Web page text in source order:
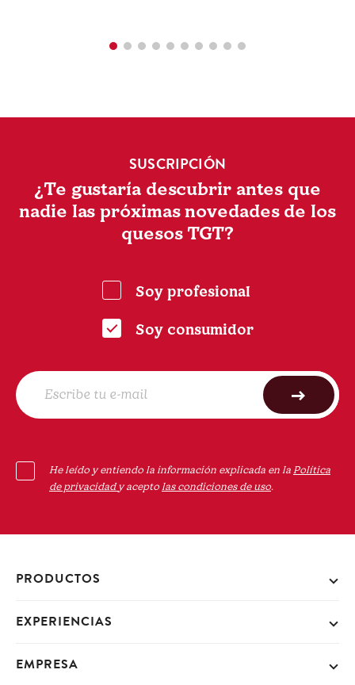
SUSCRIPCIÓN
¿Te gustaría descubrir antes que
nadie las próximas novedades de los
quesos TGT?
Soy profesional
Soy consumidor
He leído y entiendo la información explicada en laPolítica
de privacidady aceptolas condiciones de uso.
PRODUCTOS
EXPERIENCIAS
EMPRESA